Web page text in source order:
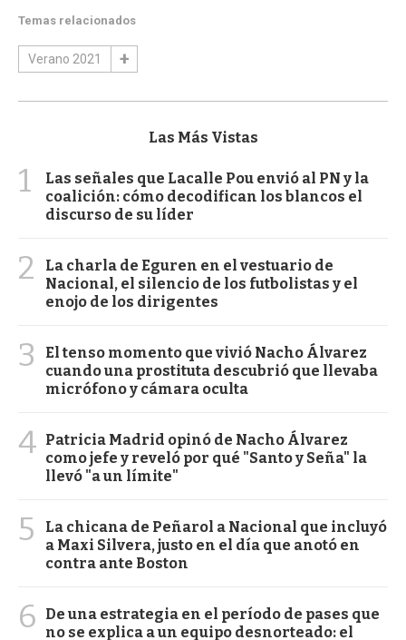
Temas relacionados
Verano 2021
Las Más Vistas
1
Las señales que Lacalle Pou envió al PN y la
coalición: cómo decodifican los blancos el
discurso de su líder
2
La charla de Eguren en el vestuario de
Nacional, el silencio de los futbolistas y el
enojo de los dirigentes
3
El tenso momento que vivió Nacho Álvarez
cuando una prostituta descubrió que llevaba
micrófono y cámara oculta
4 Patricia Madrid opinó de Nacho Álvarez
como jefe y reveló por qué "Santo y Seña" la
llevó "a un límite"
5
La chicana de Peñarol a Nacional que incluyó
a Maxi Silvera, justo en el día que anotó en
contra ante Boston
6
De una estrategia en el período de pases que
no se explica a un equipo desnorteado: el